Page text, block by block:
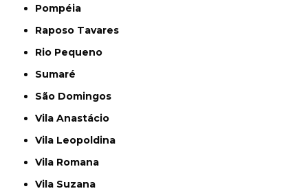
Pompéia
Raposo Tavares
Rio Pequeno
Sumaré
São Domingos
Vila Anastácio
Vila Leopoldina
Vila Romana
Vila Suzana